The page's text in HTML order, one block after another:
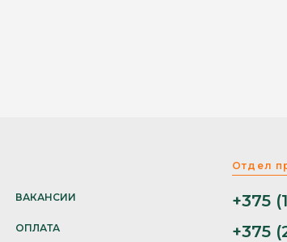
ВАКАНСИИ
ОПЛАТА
Отдел
+375
+375